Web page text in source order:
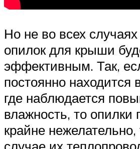
Но не во всех
опилок для крыши
эффективным. Так,
постоянно находится
где наблюдается
влажность, то опилки
крайне